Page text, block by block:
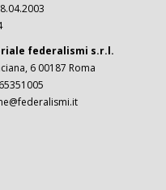
federalismi s.r.l.
6 00187 Roma